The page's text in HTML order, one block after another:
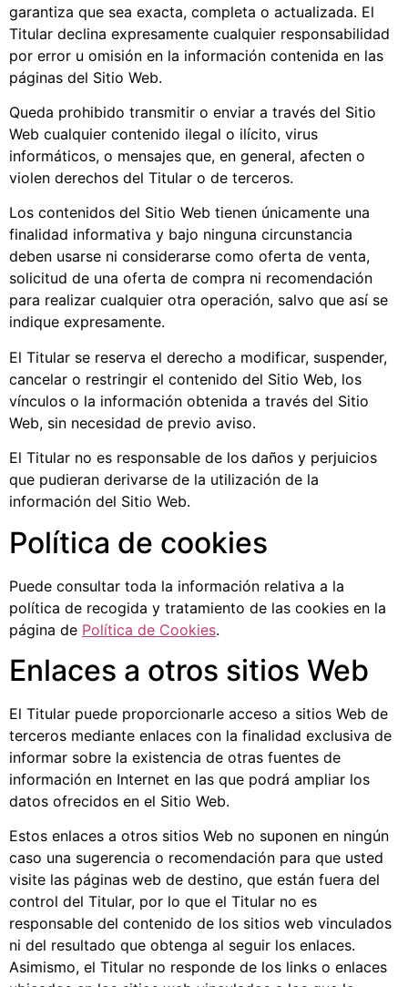
garantiza que sea exacta, completa o actualizada. El
Titular declina expresamente cualquier responsabilidad
por error u omisión en la información contenida en las
páginas del Sitio Web.
Queda prohibido transmitir o enviar a través del Sitio
Web cualquier contenido ilegal o ilícito, virus
informáticos, o mensajes que, en general, afecten o
violen derechos del Titular o de terceros.
Los contenidos del Sitio Web tienen únicamente una
finalidad informativa y bajo ninguna circunstancia
deben usarse ni considerarse como oferta de venta,
solicitud de una oferta de compra ni recomendación
para realizar cualquier otra operación, salvo que así se
indique expresamente.
El Titular se reserva el derecho a modificar, suspender,
cancelar o restringir el contenido del Sitio Web, los
vínculos o la información obtenida a través del Sitio
Web, sin necesidad de previo aviso.
El Titular no es responsable de los daños y perjuicios
que pudieran derivarse de la utilización de la
información del Sitio Web.
Política de cookies
Puede consultar toda la información relativa a la
política de recogida y tratamiento de las cookies en la
página de Política de Cookies.
Enlaces a otros sitios Web
El Titular puede proporcionarle acceso a sitios Web de
terceros mediante enlaces con la finalidad exclusiva de
informar sobre la existencia de otras fuentes de
información en Internet en las que podrá ampliar los
datos ofrecidos en el Sitio Web.
Estos enlaces a otros sitios Web no suponen en ningún
caso una sugerencia o recomendación para que usted
visite las páginas web de destino, que están fuera del
control del Titular, por lo que el Titular no es
responsable del contenido de los sitios web vinculados
ni del resultado que obtenga al seguir los enlaces.
Asimismo, el Titular no responde de los links o enlaces